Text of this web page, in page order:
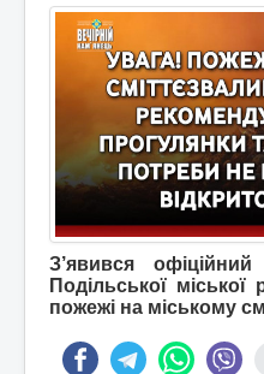
З’явився
Подільської
пожежі на міському